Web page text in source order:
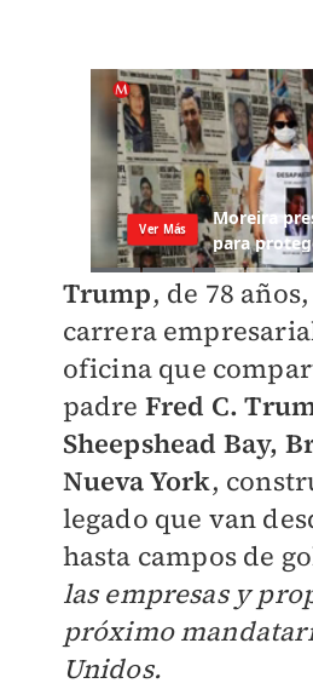
Trump, de 78 años,
carrera
oficina que
padre Fred C.
Sheepshead Bay,
Nueva York,
legado que van
hasta campos de
las empresas y
próximo
Unidos.